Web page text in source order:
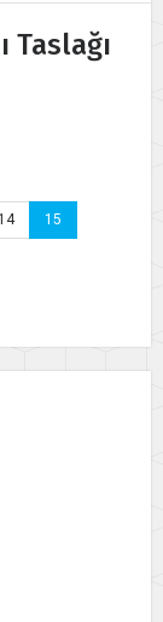
Taslağı
14 15